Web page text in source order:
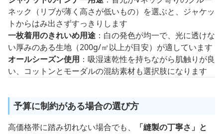
ネック（リブが薄く高さが低いもの）を選ぶと、ジャケッ
トからはみ出さずすっきりします
一枚着用のきれいめ用途 ：白の発色が均一で、光に透けな
い厚みのある生地（200g/㎡以上が目安）が適しています
オールシーズン使用 ：吸湿速乾性を持ちながら肌触りが良
い、コットンとモーダルの混紡素材も選択肢になります
予算に制約がある場合の選び方
高価格帯に踏み切れない場合でも、
「縫製の丁寧さ」と